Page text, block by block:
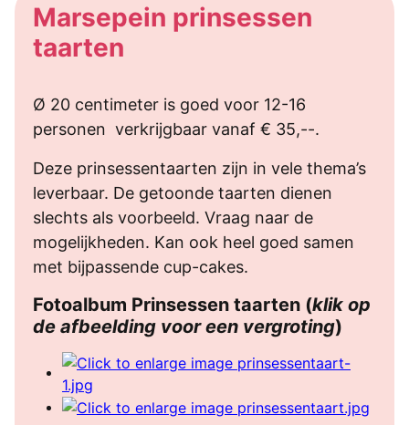
Marsepein prinsessen
taarten
Ø 20 centimeter is goed voor 12-16
personen verkrijgbaar vanaf € 35,--.
Deze prinsessentaarten zijn in vele thema’s
leverbaar. De getoonde taarten dienen
slechts als voorbeeld. Vraag naar de
mogelijkheden. Kan ook heel goed samen
met bijpassende cup-cakes.
Fotoalbum Prinsessen taarten (klik op
de afbeelding voor een vergroting)